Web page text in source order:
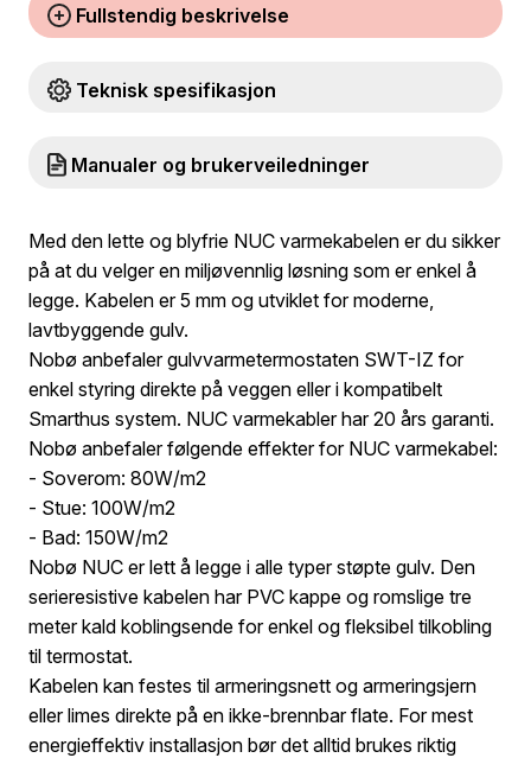
Fullstendig beskrivelse
Teknisk spesifikasjon
Manualer og brukerveiledninger
Med den lette og blyfrie NUC varmekabelen er du sikker
på at du velger en miljøvennlig løsning som er enkel å
legge. Kabelen er 5 mm og utviklet for moderne,
lavtbyggende gulv.
Nobø anbefaler gulvvarmetermostaten SWT-IZ for
enkel styring direkte på veggen eller i kompatibelt
Smarthus system. NUC varmekabler har 20 års garanti.
Nobø anbefaler følgende effekter for NUC varmekabel:
- Soverom: 80W/m2
- Stue: 100W/m2
- Bad: 150W/m2
Nobø NUC er lett å legge i alle typer støpte gulv. Den
serieresistive kabelen har PVC kappe og romslige tre
meter kald koblingsende for enkel og fleksibel tilkobling
til termostat.
Kabelen kan festes til armeringsnett og armeringsjern
eller limes direkte på en ikke-brennbar flate. For mest
energieffektiv installasjon bør det alltid brukes riktig